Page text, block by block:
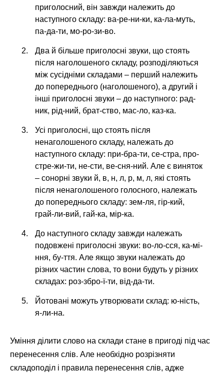
приголосний, він завжди належить до
наступного складу: ва-ре-ни-ки, ка-ла-муть,
па-да-ти, мо-ро-зи-во.
Два й більше приголосні звуки, що стоять
після наголошеного складу, розподіляються
між сусідніми складами – перший належить
до попереднього (наголошеного), а другий і
інші приголосні звуки – до наступного: рад-
ник, рід-ний, брат-ство, мас-ло, каз-ка.
Усі приголосні, що стоять після
ненаголошеного складу, належать до
наступного складу: при-бра-ти, се-стра, про-
стре-жи-ти, не-сти, ве-сня-ний. Але є виняток
– сонорні звуки й, в, н, л, р, м, л, які стоять
після ненаголошеного голосного, належать
до попереднього складу: зем-ля, гір-кий,
грай-ли-вий, гай-ка, мір-ка.
До наступного складу завжди належать
подовжені приголосні звуки: во-ло-сся, ка-мі-
ння, бу-ття. Але якщо звуки належать до
різних частин слова, то вони будуть у різних
складах: роз-збро-ї-ти, від-да-ти.
Йотовані можуть утворювати склад: ю-ність,
я-ли-на.
Уміння ділити слово на склади стане в пригоді під час
перенесення слів. Але необхідно розрізняти
складоподіл і правила перенесення слів, адже